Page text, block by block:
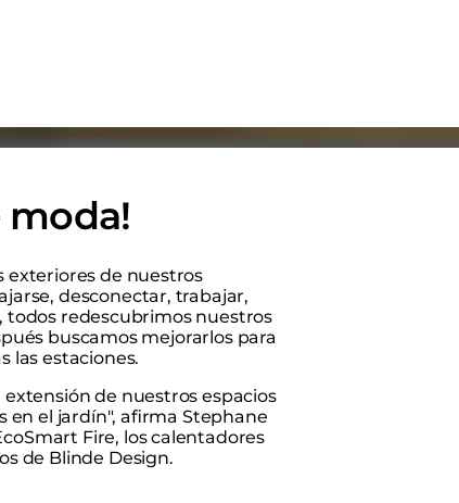
moda!
exteriores de nuestros
desconectar, trabajar,
todos redescubrimos nuestros
buscamos mejorarlos para
las estaciones.
de nuestros espacios
en el jardín", afirma Stephane
Fire, los calentadores
de Blinde Design.